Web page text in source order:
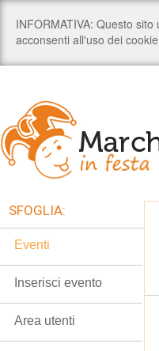
SFOGLIA:
Eventi
Inserisci evento
Area utenti